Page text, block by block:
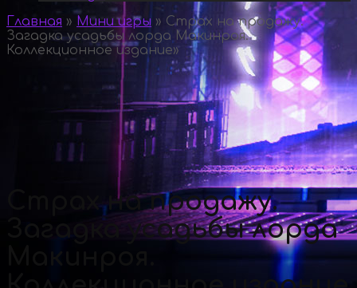
Главная » Мини игры » Страх на продажу.
Загадка усадьбы лорда Макинроя.
Коллекционное издание»
Страх на продажу.
Загадка усадьбы лорда